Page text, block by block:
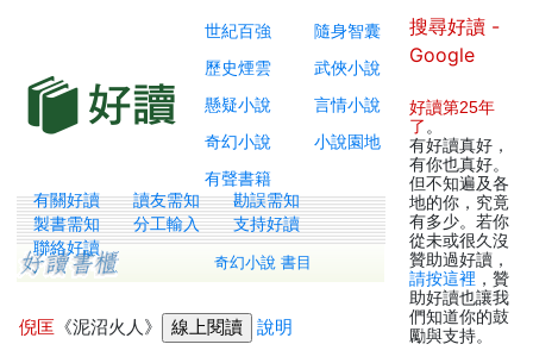
世紀百強
隨身智囊
歷史煙雲
武俠小說
懸疑小說
言情小說
奇幻小說
小說園地
有聲書籍
有關好讀 讀友需知
勘誤需知
製書需知
分工輸入
支持好讀
聯絡好讀
奇幻小說 書目
倪匡 《泥沼火人》 說明
搜尋好讀 -
Google
好讀第25年
了 。
有好讀真好，
有你也真好。
但不知遍及各
地的你，究竟
有多少。若你
從未或很久沒
贊助過好讀，
請按這裡 ，贊
助好讀也讓我
們知道你的鼓
勵與支持。